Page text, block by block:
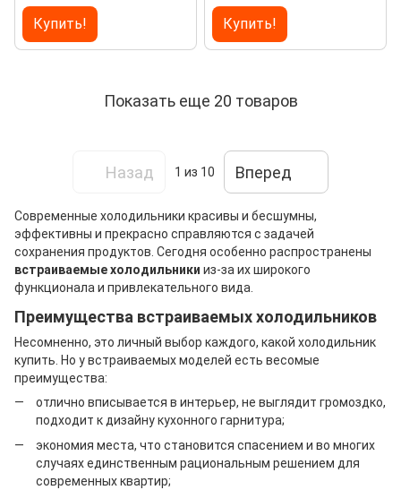
Купить! Купить!
Показать еще 20 товаров
Назад 1 из 10 Вперед
Современные холодильники красивы и бесшумны,
эффективны и прекрасно справляются с задачей
сохранения продуктов. Сегодня особенно распространены
встраиваемые холодильники из-за их широкого
функционала и привлекательного вида.
Преимущества встраиваемых холодильников
Несомненно, это личный выбор каждого, какой холодильник
купить. Но у встраиваемых моделей есть весомые
преимущества:
отлично вписывается в интерьер, не выглядит громоздко,
подходит к дизайну кухонного гарнитура;
экономия места, что становится спасением и во многих
случаях единственным рациональным решением для
современных квартир;